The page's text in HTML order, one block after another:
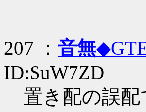
207 ： 音無
ID:SuW7ZD
置き配の誤配